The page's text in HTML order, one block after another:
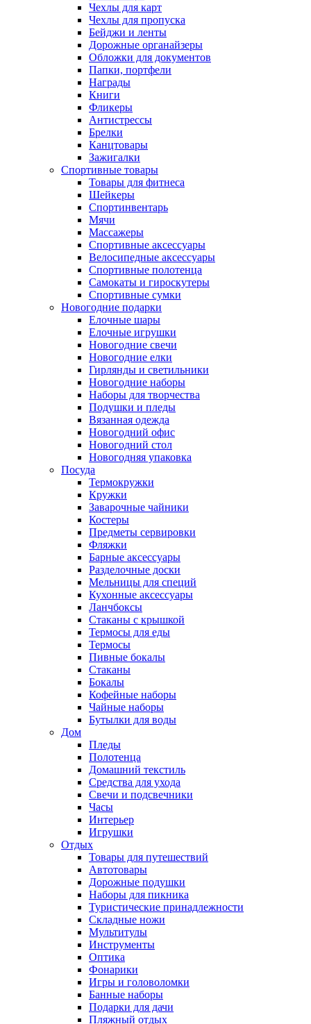
Чехлы для карт
Чехлы для пропуска
Бейджи и ленты
Дорожные органайзеры
Обложки для документов
Папки, портфели
Награды
Книги
Фликеры
Антистрессы
Брелки
Канцтовары
Зажигалки
Спортивные товары
Товары для фитнеса
Шейкеры
Спортинвентарь
Мячи
Массажеры
Спортивные аксессуары
Велосипедные аксессуары
Спортивные полотенца
Самокаты и гироскутеры
Спортивные сумки
Новогодние подарки
Елочные шары
Елочные игрушки
Новогодние свечи
Новогодние елки
Гирлянды и светильники
Новогодние наборы
Наборы для творчества
Подушки и пледы
Вязанная одежда
Новогодний офис
Новогодний стол
Новогодняя упаковка
Посуда
Термокружки
Кружки
Заварочные чайники
Костеры
Предметы сервировки
Фляжки
Барные аксессуары
Разделочные доски
Мельницы для специй
Кухонные аксессуары
Ланчбоксы
Стаканы с крышкой
Термосы для еды
Термосы
Пивные бокалы
Стаканы
Бокалы
Кофейные наборы
Чайные наборы
Бутылки для воды
Дом
Пледы
Полотенца
Домашний текстиль
Средства для ухода
Свечи и подсвечники
Часы
Интерьер
Игрушки
Отдых
Товары для путешествий
Автотовары
Дорожные подушки
Наборы для пикника
Туристические принадлежности
Складные ножи
Мультитулы
Инструменты
Оптика
Фонарики
Игры и головоломки
Банные наборы
Подарки для дачи
Пляжный отдых